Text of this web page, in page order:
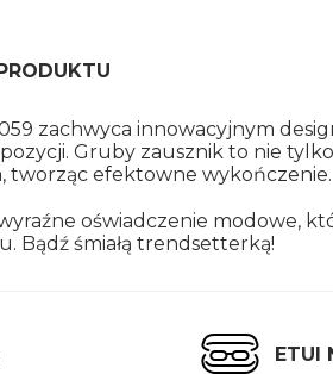
za­chwy­ca in­no­wa­cyj­nym
Gruby za­usz­nik to nie
two­rząc efek­tow­ne wy­koń­cze­nie.
oświad­cze­nie mo­do­we,
Bądź śmia­łą trend­set­ter­ką!
ETUI